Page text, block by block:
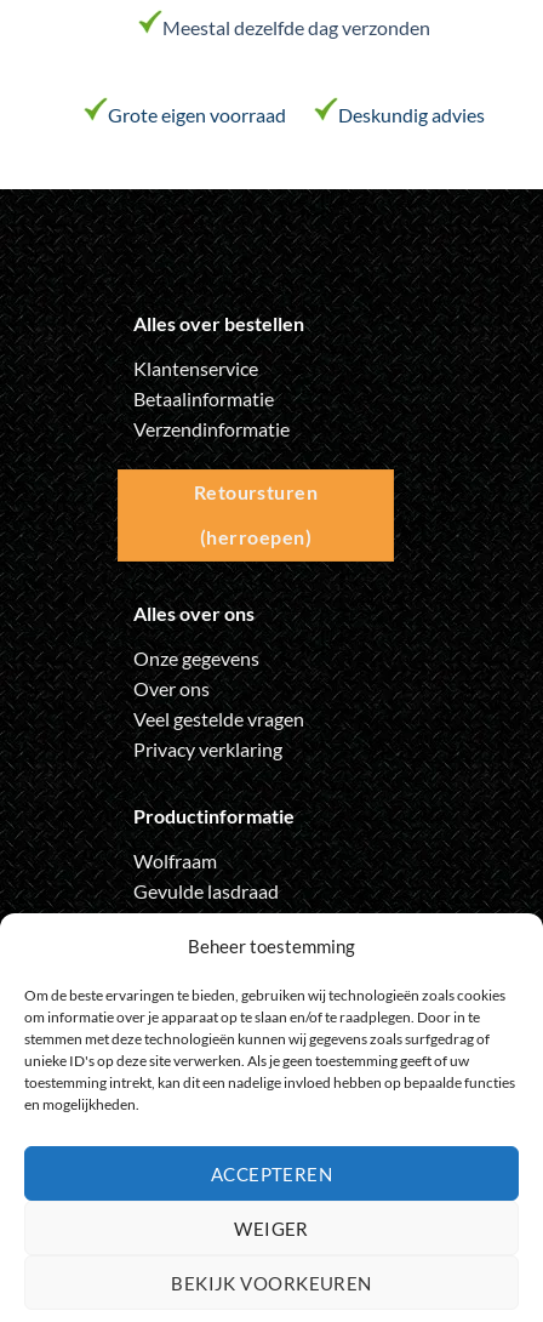
Beheer toestemming
Om de beste ervaringen te bieden, gebruiken wij technologieën zoals cookies
om informatie over je apparaat op te slaan en/of te raadplegen. Door in te
stemmen met deze technologieën kunnen wij gegevens zoals surfgedrag of
unieke ID's op deze site verwerken. Als je geen toestemming geeft of uw
toestemming intrekt, kan dit een nadelige invloed hebben op bepaalde functies
en mogelijkheden.
ACCEPTEREN
WEIGER
BEKIJK VOORKEUREN
gekozen
de
productpagina
gekozen
de
productpagina
Meestal dezelfde dag verzonden
Grote eigen voorraad Deskundig advies
Alles over bestellen
Klantenservice
Betaalinformatie
Verzendinformatie
Retoursturen
(herroepen)
Alles over ons
Onze gegevens
Over ons
Veel gestelde vragen
Privacy verklaring
Productinformatie
Wolfraam
Gevulde lasdraad
Onze nieuwsbrief
Meld je aan voor de nieuwsbrief
en loop geen actie meer mis
BancontactGiroPay